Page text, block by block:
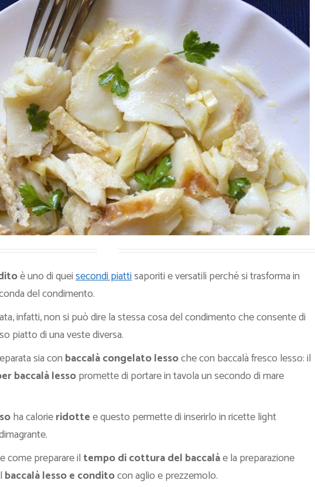
unici
Ingrediente
è uno di queisecondi piattisaporiti e versatili perché si trasforma in
del condimento.
infatti, non si può dire la stessa cosa del condimento che consente di
piatto di una veste diversa.
sia conbaccalà congelato lessoche con baccalà fresco lesso: il
baccalà lessopromette di portare in tavola un secondo di mare
ha calorieridottee questo permette di inserirlo in ricette light
come preparare iltempo di cottura del baccalàe la preparazione
baccalà lesso e conditocon aglio e prezzemolo.